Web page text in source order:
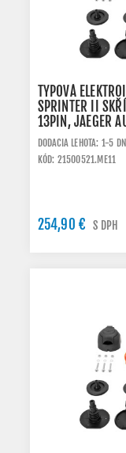
TYPOVÁ
SPRINTER II
13PIN, JAEGER
DODACIA LEHOTA: 1-5 DNI
KÓD: 21500521.ME11
254,90 € S DPH